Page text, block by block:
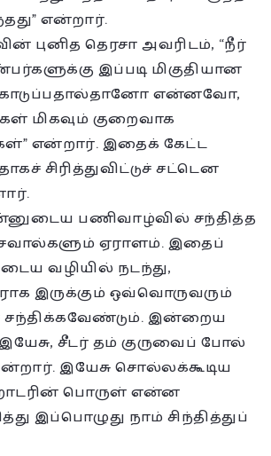
என்றார்.
புனித தெரசா அவரிடம், “நீர்
இப்படி மிகுதியான
என்னவோ,
மிகவும் குறைவாக
என்றார். இதைக் கேட்ட
சிரித்துவிட்டுச் சட்டென
பணிவாழ்வில் சந்தித்த
ஏராளம். இதைப்
வழியில் நடந்து,
இருக்கும் ஒவ்வொருவரும்
இன்றைய
சீடர் தம் குருவைப் போல்
இயேசு சொல்லக்கூடிய
பொருள் என்ன
இப்பொழுது நாம் சிந்தித்துப்